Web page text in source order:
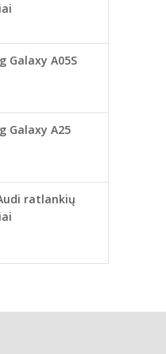
Galaxy A05S
Galaxy A25
ratlankių